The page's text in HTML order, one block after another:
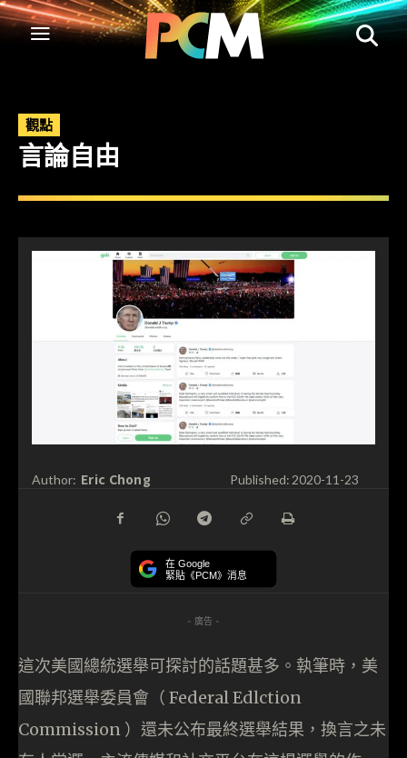
觀點
言論自由
Author: Eric Chong Published: 2020-11-23
在 Google
緊貼《PCM》消息
- 廣告 -
這次美國總統選舉可探討的話題甚多。執筆時，美
國聯邦選舉委員會（ Federal Edlction
Commission ）還未公布最終選舉結果，換言之未